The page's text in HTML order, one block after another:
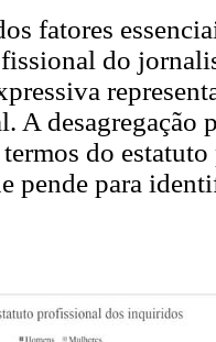
fatores
do
A desagregação
do
pende para